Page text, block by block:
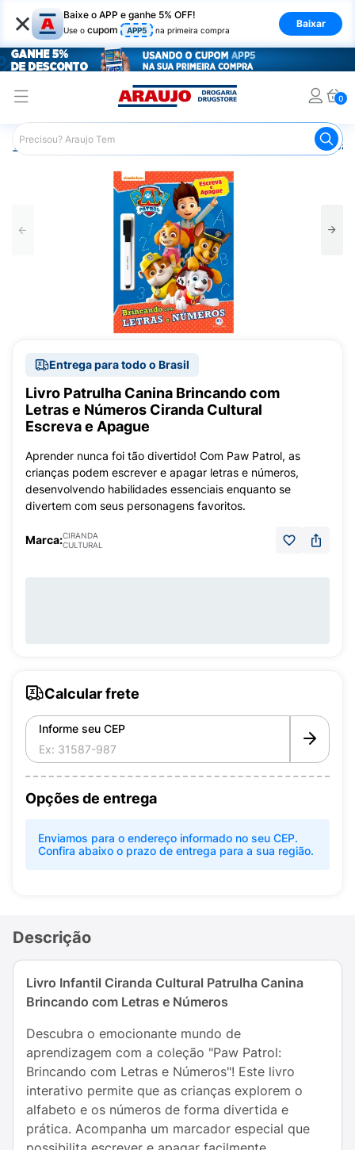
× Baixe o APP e ganhe 5% OFF!
Use o cupom APP5 na primeira compra
Baixar
0
Araujo Mercado Livro Patrulha
Entrega para todo o Brasil
Livro Patrulha Canina Brincando com
Letras e Números Ciranda Cultural
Escreva e Apague
Aprender nunca foi tão divertido! Com Paw Patrol, as
crianças podem escrever e apagar letras e números,
desenvolvendo habilidades essenciais enquanto se
divertem com seus personagens favoritos.
Marca:CIRANDA
CULTURAL
Calcular frete
Informe seu CEP
Opções de entrega
Enviamos para o endereço informado no seu CEP.
Confira abaixo o prazo de entrega para a sua região.
Descrição
Livro Infantil Ciranda Cultural Patrulha Canina
Brincando com Letras e Números
Descubra o emocionante mundo de
aprendizagem com a coleção "Paw Patrol:
Brincando com Letras e Números"! Este livro
interativo permite que as crianças explorem o
alfabeto e os números de forma divertida e
prática. Acompanha um marcador especial que